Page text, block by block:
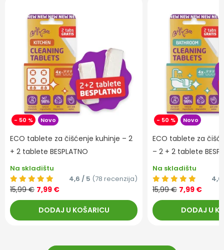
- 50 % Novo
ECO tablete za čišćenje kuhinje – 2
+ 2 tablete BESPLATNO
Na skladištu
4,6 / 5 (78 recenzija)
15,99 € 7,99 €
DODAJ U KOŠARICU
- 50 % Novo
ECO tablete za
– 2 + 2 tablete
Na skladištu
15,99 € 7,99 €
DODAJ U